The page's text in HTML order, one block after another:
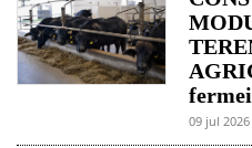
09 jul 2026